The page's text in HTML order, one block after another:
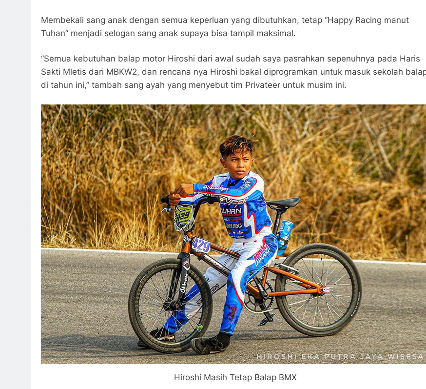
Membekali sang anak dengan semua keperluan yang dibutuhkan, tetap “Happy Racing manut
Tuhan” menjadi selogan sang anak supaya bisa tampil maksimal.
“Semua kebutuhan balap motor Hiroshi dari awal sudah saya pasrahkan sepenuhnya pada Haris
Sakti Mletis dari MBKW2, dan rencana nya Hiroshi bakal diprogramkan untuk masuk sekolah
di tahun ini,” tambah sang ayah yang menyebut tim Privateer untuk musim ini.
Hiroshi Masih Tetap Balap BMX